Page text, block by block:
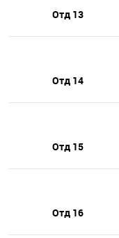
Отд 13
Отд 14
Отд 15
Отд 16